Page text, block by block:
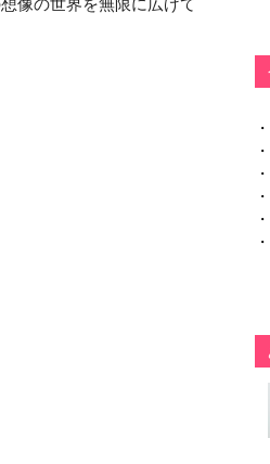
像の世界を無限に広げて
・
・
・
・
・
・